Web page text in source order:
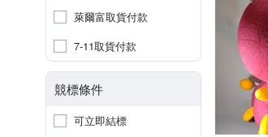
萊爾富取貨付款
7-11取貨付款
競標條件
可立即結標